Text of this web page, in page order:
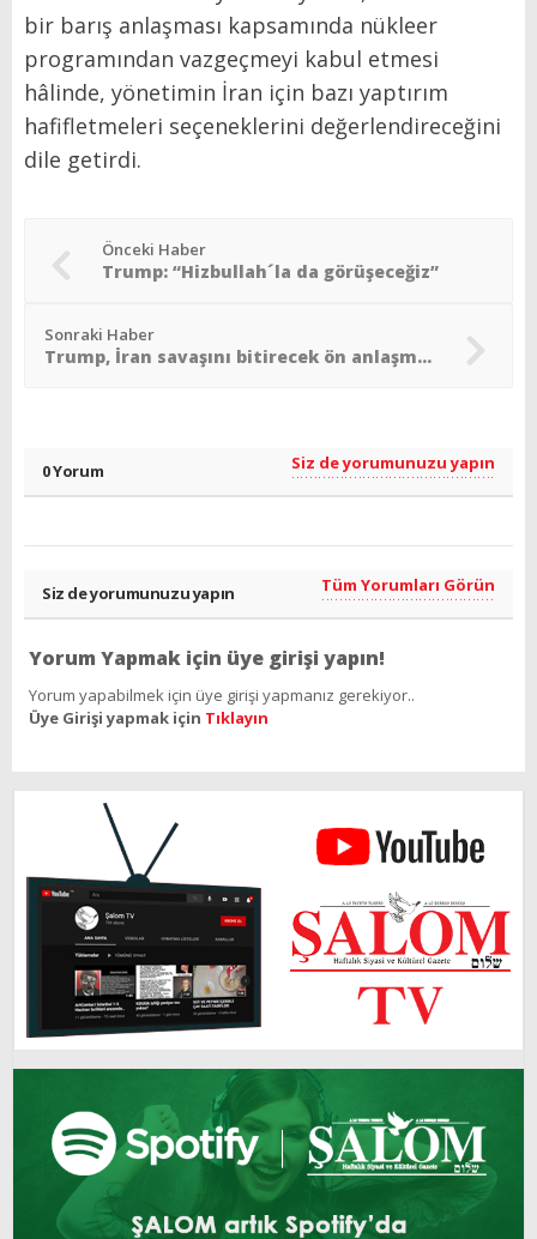
bir barış anlaşması kapsamında nükleer
programından vazgeçmeyi kabul etmesi
hâlinde, yönetimin İran için bazı yaptırım
hafifletmeleri seçeneklerini değerlendireceğini
dile getirdi.
Önceki Haber
Trump: “Hizbullah´la da görüşeceğiz”
Sonraki Haber
Trump, İran savaşını bitirecek ön anlaşmayı imzaladı
0 Yorum Siz de yorumunuzu yapın
Siz de yorumunuzu yapın Tüm Yorumları Görün
Yorum Yapmak için üye girişi yapın!
Yorum yapabilmek için üye girişi yapmanız gerekiyor..
Üye Girişi yapmak için Tıklayın